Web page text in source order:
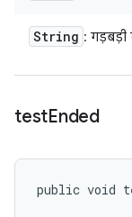
String : गड़बड़ी
testEnded
public void